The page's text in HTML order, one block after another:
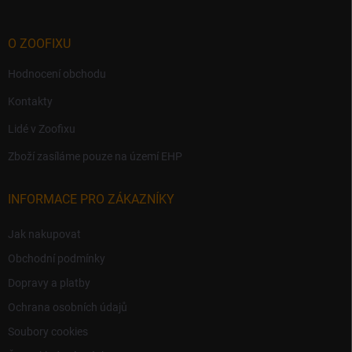
O ZOOFIXU
Hodnocení obchodu
Kontakty
Lidé v Zoofixu
Zboží zasíláme pouze na území EHP
INFORMACE PRO ZÁKAZNÍKY
Jak nakupovat
Obchodní podmínky
Dopravy a platby
Ochrana osobních údajů
Soubory cookies